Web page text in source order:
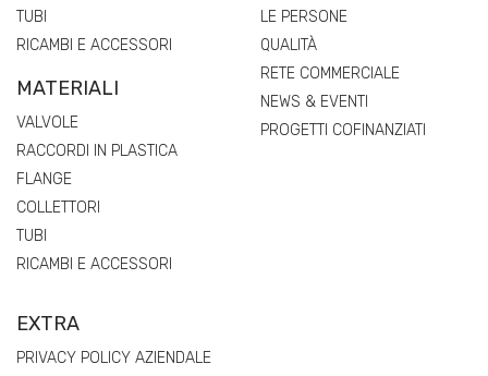
TUBI
RICAMBI E ACCESSORI
MATERIALI
VALVOLE
RACCORDI IN PLASTICA
FLANGE
COLLETTORI
TUBI
RICAMBI E ACCESSORI
LE PERSONE
QUALITÀ
RETE COMMERCIALE
NEWS & EVENTI
PROGETTI COFINANZIATI
EXTRA
PRIVACY POLICY AZIENDALE